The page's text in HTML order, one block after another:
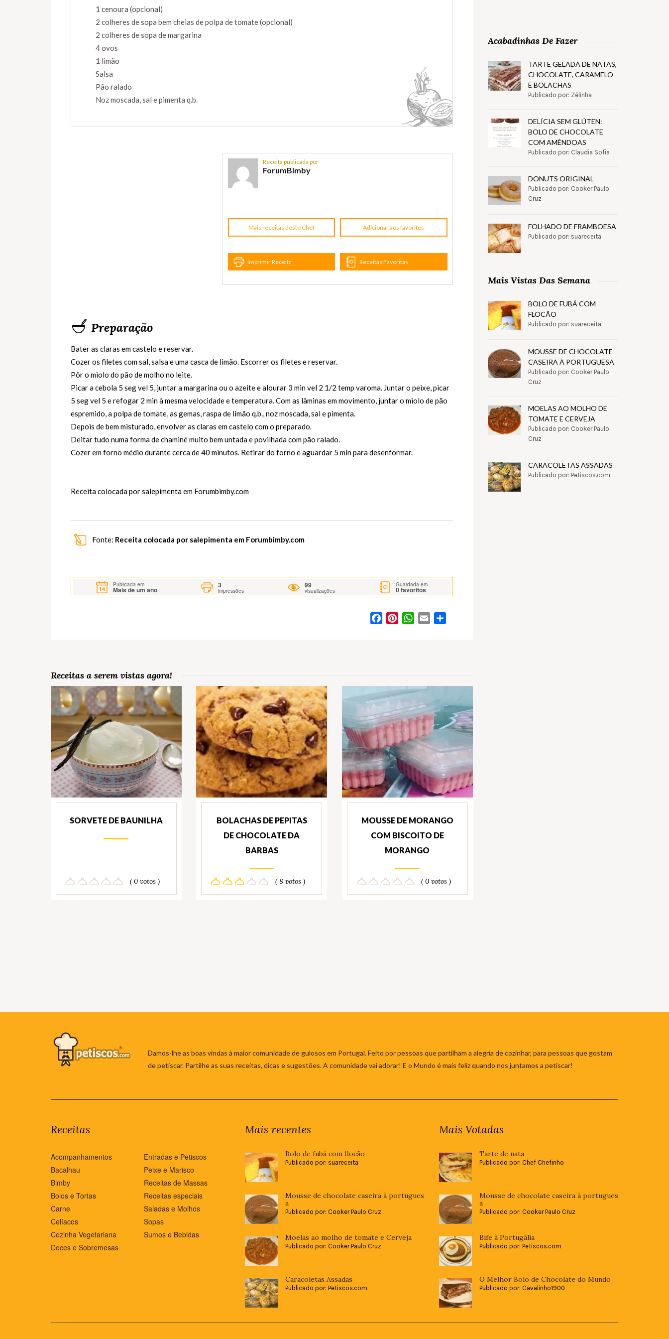
1 cenoura (opcional)
2 colheres de sopa bem cheias de polpa de tomate (opcional)
2 colheres de sopa de margarina
4 ovos
1 limão
Salsa
Pão ralado
Noz moscada, sal e pimenta q.b.
Receita publicada por
ForumBimby
Mais receitas deste Chef Adicionar aos favoritos
Imprimir Receita Receitas Favoritas
Preparação
Bater as claras em castelo e reservar.
Cozer os filetes com sal, salsa e uma casca de limão. Escorrer os filetes e reservar.
Pôr o miolo do pão de molho no leite.
Picar a cebola 5 seg vel 5, juntar a margarina ou o azeite e alourar 3 min vel 2 1/2 temp varoma. Juntar o peixe, picar
5 seg vel 5 e refogar 2 min à mesma velocidade e temperatura. Com as lâminas em movimento, juntar o miolo de pão
espremido, a polpa de tomate, as gemas, raspa de limão q.b., noz moscada, sal e pimenta.
Depois de bem misturado, envolver as claras em castelo com o preparado.
Deitar tudo numa forma de chaminé muito bem untada e povilhada com pão ralado.
Cozer em forno médio durante cerca de 40 minutos. Retirar do forno e aguardar 5 min para desenformar.
Receita colocada por salepimenta em Forumbimby.com
Fonte: Receita colocada por salepimenta em Forumbimby.com
Publicada em
Mais de um ano
3
impressões
99
visualizações
Guardada em
0favoritos
FacebookPinterestWhatsApp
Email
Receitas a serem vistas agora!
SORVETE DE BAUNILHA
( 0 votos )
BOLACHAS DE PEPITAS
DE CHOCOLATE DA
BARBAS
( 8 votos )
MOUSSE DE MORANGO
COM BISCOITO DE
MORANGO
( 0 votos )
Acabadinhas De Fazer
TARTE GELADA DE NATAS,
CHOCOLATE, CARAMELO
E BOLACHAS
Publicado por: Zélinha
DELÍCIA SEM GLÚTEN:
BOLO DE CHOCOLATE
COM AMÊNDOAS
Publicado por: Claudia Sofia
DONUTS ORIGINAL
Publicado por: Cooker Paulo
Cruz
FOLHADO DE FRAMBOESA
Publicado por: suareceita
Mais Vistas Das Semana
BOLO DE FUBÁ COM
FLOCÃO
Publicado por: suareceita
MOUSSE DE CHOCOLATE
CASEIRA À PORTUGUESA
Publicado por: Cooker Paulo
Cruz
MOELAS AO MOLHO DE
TOMATE E CERVEJA
Publicado por: Cooker Paulo
Cruz
CARACOLETAS ASSADAS
Publicado por: Petiscos.com
Damos-lhe as boas vindas à maior comunidade de gulosos em Portugal. Feito por pessoas que partilham a alegria de cozinhar, para pessoas que gostam
de petiscar. Partilhe as suas receitas, dicas e sugestões. A comunidade vai adorar! E o Mundo é mais feliz quando nos juntamos a petiscar!
Receitas
Acompanhamentos
Bacalhau
Bimby
Bolos e Tortas
Carne
Celíacos
Cozinha Vegetariana
Doces e Sobremesas
Entradas e Petiscos
Peixe e Marisco
Receitas de Massas
Receitas especiais
Saladas e Molhos
Sopas
Sumos e Bebidas
Mais recentes
Bolo de fubá com flocão
Publicado por: suareceita
Mousse de chocolate caseira à portugues
a
Publicado por: Cooker Paulo Cruz
Moelas ao molho de tomate e Cerveja
Publicado por: Cooker Paulo Cruz
Caracoletas Assadas
Publicado por: Petiscos.com
Mais Votadas
Tarte de nata
Publicado por: Chef Chefinho
Mousse de chocolate caseira à portugues
a
Publicado por: Cooker Paulo Cruz
Bife à Portugália
Publicado por: Petiscos.com
O Melhor Bolo de Chocolate do Mundo
Publicado por: Cavalinho1900